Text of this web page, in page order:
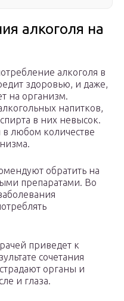
алкоголя на
алкоголя в
здоровью, и даже,
на организм.
напитков,
в них невысок.
в любом количестве
обратить на
препаратами. Во
приведет к
сочетания
органы и
и глаза.